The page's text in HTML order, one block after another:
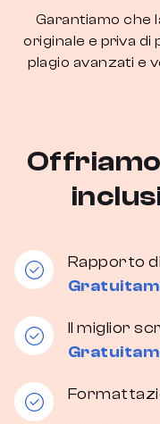
Garantiamo che
originale e priva di
plagio avanzati e
Rapporto
Il miglior